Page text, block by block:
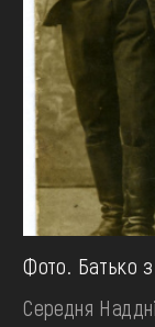
Фото. Батько
Середня